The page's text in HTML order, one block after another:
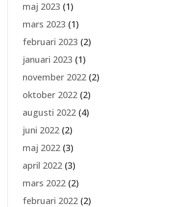
maj 2023 (1)
mars 2023 (1)
februari 2023 (2)
januari 2023 (1)
november 2022 (2)
oktober 2022 (2)
augusti 2022 (4)
juni 2022 (2)
maj 2022 (3)
april 2022 (3)
mars 2022 (2)
februari 2022 (2)